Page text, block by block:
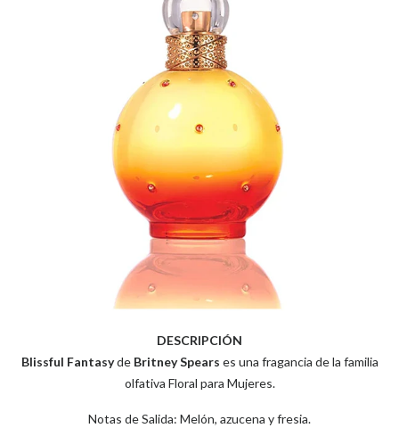
DESCRIPCIÓN
Blissful Fantasyde Britney Spears es una fragancia de la familia
olfativa Floral para Mujeres.
Notas de Salida: Melón, azucena y fresia.